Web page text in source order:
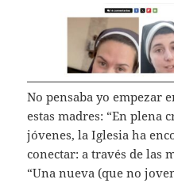
No pensaba yo empezar
estas madres: “En plena
jóvenes, la Iglesia ha
conectar: a través de las
“Una nueva (que no